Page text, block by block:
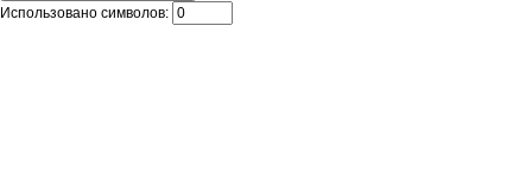
Использовано символов: